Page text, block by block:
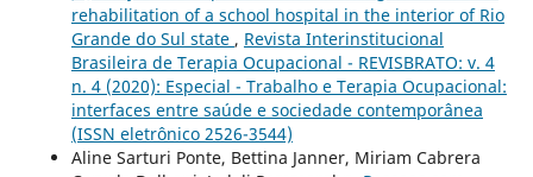
rehabilitation of a school hospital in the interior of Rio
Grande do Sul state , Revista Interinstitucional
Brasileira de Terapia Ocupacional - REVISBRATO: v. 4
n. 4 (2020): Especial - Trabalho e Terapia Ocupacional:
interfaces entre saúde e sociedade contemporânea
(ISSN eletrônico 2526-3544)
Aline Sarturi Ponte, Bettina Janner, Miriam Cabrera